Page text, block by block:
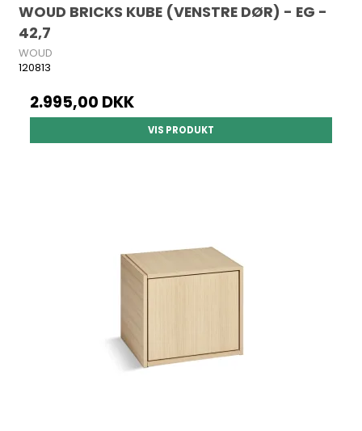
WOUD BRICKS KUBE (VENSTRE DØR) - EG -
42,7
WOUD
120813
2.995,00 DKK
VIS PRODUKT